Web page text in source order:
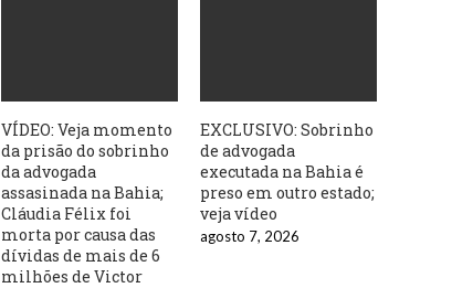
VÍDEO: Veja momento
da prisão do sobrinho
da advogada
assasinada na Bahia;
Cláudia Félix foi
morta por causa das
dívidas de mais de 6
milhões de Victor
EXCLUSIVO: Sobrinho
de advogada
executada na Bahia é
preso em outro estado;
veja vídeo
agosto 7, 2026